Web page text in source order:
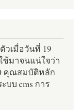
วเมื่อวันที่ 19
ช้มาจนแน่ใจว่า
คุณสมบัติหลัก
บบ cms การ